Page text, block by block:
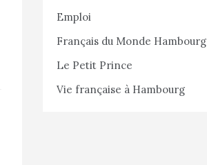
Emploi
Français du Monde Hambourg
Le Petit Prince
Vie française à Hambourg